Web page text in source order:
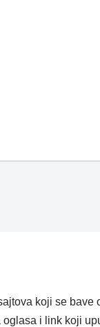
koji se bave
i link koji